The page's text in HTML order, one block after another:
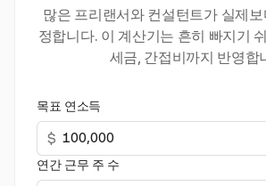
많은 프리랜서와 컨설턴트가 실제
정합니다. 이 계산기는 흔히 빠지기
세금, 간접비까지 반영합
목표 연소득
$
연간 근무 주 수